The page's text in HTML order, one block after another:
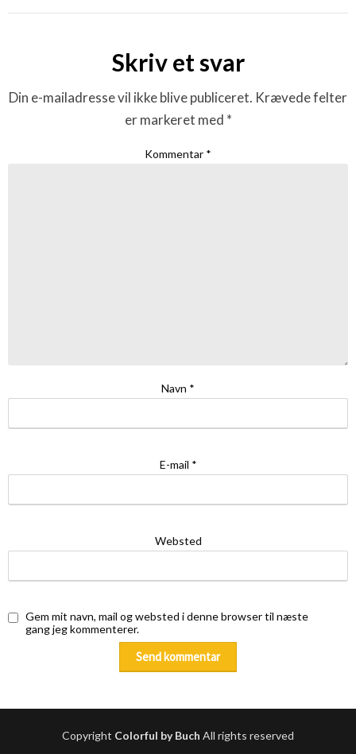
Skriv et svar
Din e-mailadresse vil ikke blive publiceret. Krævede felter
er markeret med *
Kommentar *
Navn *
E-mail *
Websted
Gem mit navn, mail og websted i denne browser til næste
gang jeg kommenterer.
Copyright Colorful by Buch All rights reserved